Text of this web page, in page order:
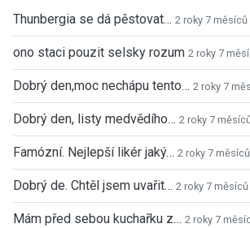
Thunbergia se dá pěstovat… 2 roky 7 měsíců
ono staci pouzit selsky rozum 2 roky 7
Dobrý den,moc nechápu tento… 2 roky 7
Dobrý den, listy medvědího… 2 roky 7
Famózní. Nejlepší likér jaký… 2 roky 7
Dobrý de. Chtěl jsem uvařit… 2 roky 7
Mám před sebou kuchařku z… 2 roky 7